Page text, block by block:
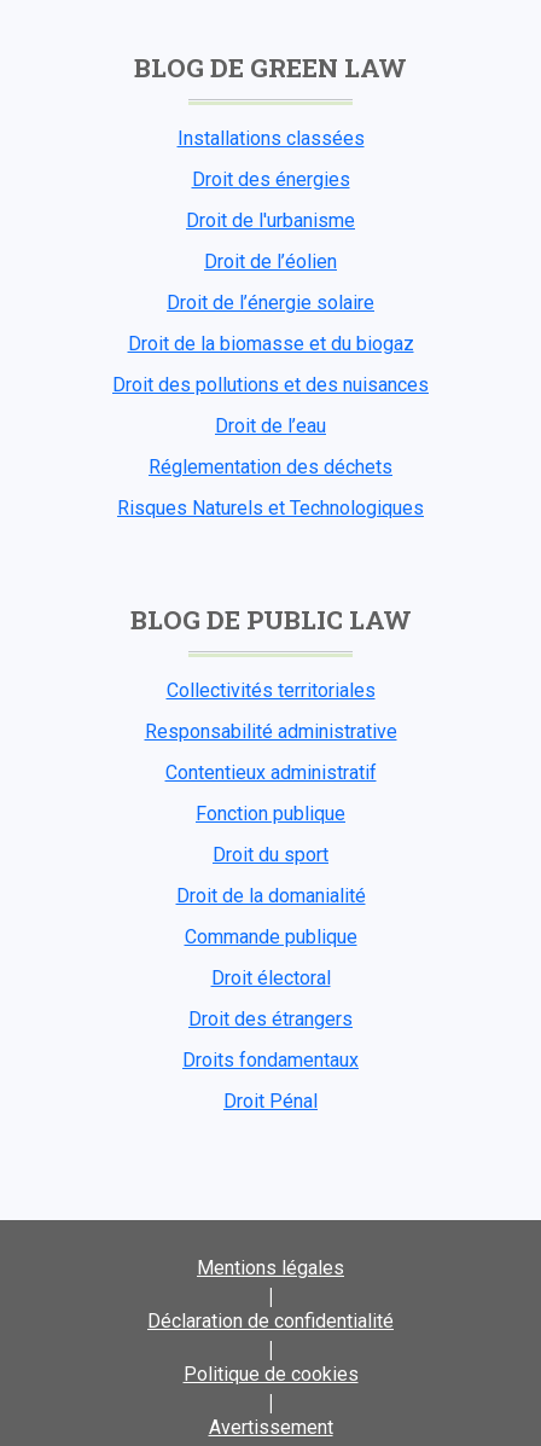
BLOG DE GREEN LAW
Installations classées
Droit des énergies
Droit de l'urbanisme
Droit de l’éolien
Droit de l’énergie solaire
Droit de la biomasse et du biogaz
Droit des pollutions et des nuisances
Droit de l’eau
Réglementation des déchets
Risques Naturels et Technologiques
BLOG DE PUBLIC LAW
Collectivités territoriales
Responsabilité administrative
Contentieux administratif
Fonction publique
Droit du sport
Droit de la domanialité
Commande publique
Droit électoral
Droit des étrangers
Droits fondamentaux
Droit Pénal
Mentions légales
|
Déclaration de confidentialité
|
Politique de cookies
|
Avertissement